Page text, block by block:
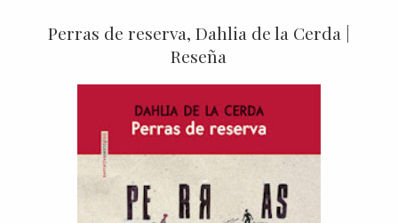
Perras de reserva, Dahlia de la Cerda |
Reseña